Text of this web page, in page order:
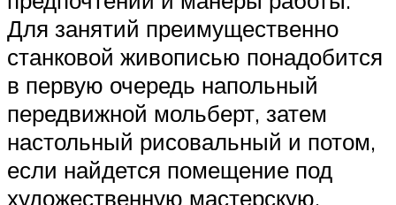
Для занятий преимущественно
станковой живописью понадобится
в первую очередь напольный
передвижной мольберт, затем
настольный рисовальный и потом,
если найдется помещение под
художественную мастерскую,